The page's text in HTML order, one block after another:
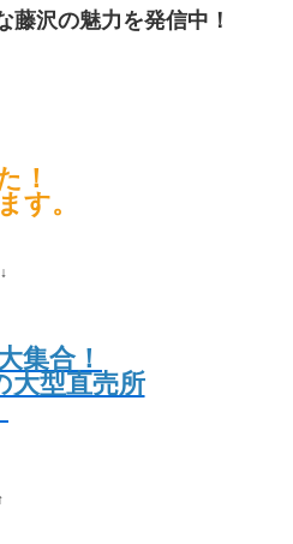
沢の魅力を発信中！
！
す。
集合！
大型直売所